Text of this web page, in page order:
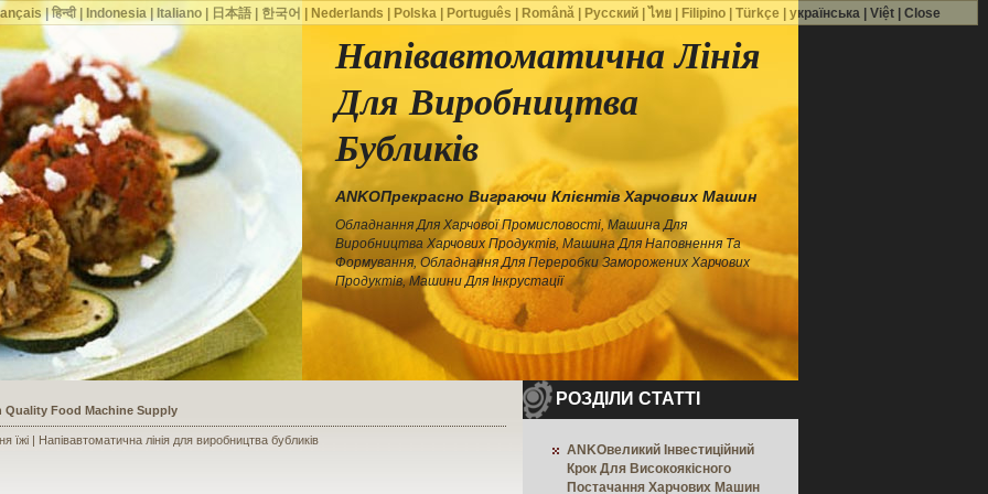
Напівавтоматична Лінія
Для Виробництва
Бубликів
ANKOПрекрасно Виграючи Клієнтів Харчових Машин
Обладнання Для Харчової Промисловості, Машина Для
Виробництва Харчових Продуктів, Машина Для Наповнення Та
Формування, Обладнання Для Переробки Заморожених Харчових
Продуктів, Машини Для Інкрустації
a Shoe Seller to Start a Food Business
| Напівавтоматична лінія для виробництва бубликів
РОЗДІЛИ СТАТТІ
ANKOвеликий Інвестиційний
Крок Для Високоякісного
Постачання Харчових Машин
|हिन्दी| Indonesia| Italiano| 日本語| 한국어 Nederlands Polska| Português Română| Русский| ไทย| Filipino| Türkçe українська| Việt| Close